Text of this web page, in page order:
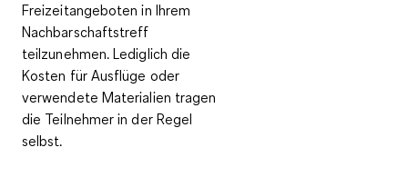
Freizeitangeboten in Ihrem
Nachbarschaftstreff
teilzunehmen. Lediglich die
Kosten für Ausflüge oder
verwendete Materialien tragen
die Teilnehmer in der Regel
selbst.